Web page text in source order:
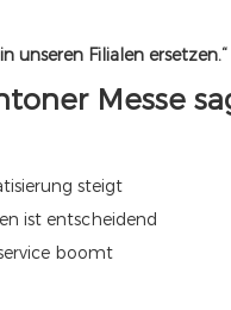
unseren Filialen ersetzen.“
Messe
steigt
ist entscheidend
boomt